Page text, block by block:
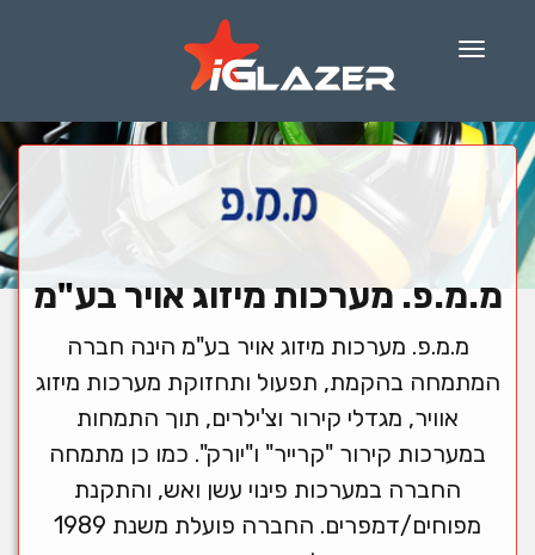
Menu
מ.מ.פ. מערכות מיזוג אויר בע"מ
מ.מ.פ. מערכות מיזוג אויר בע"מ הינה חברה
המתמחה בהקמת, תפעול ותחזוקת מערכות מיזוג
אוויר, מגדלי קירור וצ'ילרים, תוך התמחות
במערכות קירור "קרייר" ו"יורק". כמו כן מתמחה
החברה במערכות פינוי עשן ואש, והתקנת
מפוחים/דמפרים. החברה פועלת משנת 1989